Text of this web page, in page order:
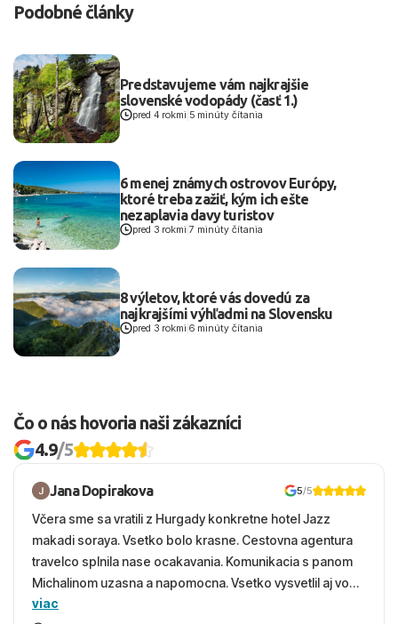
Podobné články
Predstavujeme vám najkrajšie
slovenské vodopády (časť 1.)
pred 4 rokmi 5 minúty čítania
6 menej známych ostrovov Európy,
ktoré treba zažiť, kým ich ešte
nezaplavia davy turistov
pred 3 rokmi |7 minúty čítania
8 výletov, ktoré vás dovedú za
najkrajšími výhľadmi na Slovensku
pred 3 rokmi 6 minúty čítania
Čo o nás hovoria naši zákazníci
4.9/5
Jana Dopirakova 5/5
Včera sme sa vratili z Hurgady konkretne hotel Jazz
makadi soraya. Vsetko bolo krasne. Cestovna agentura
travelco splnila nase ocakavania. Komunikacia s panom
Michalinom uzasna a napomocna. Vsetko vysvetlil aj vo
vecernych hodinach zaco sa ospravedlnujem. Hotel
viac